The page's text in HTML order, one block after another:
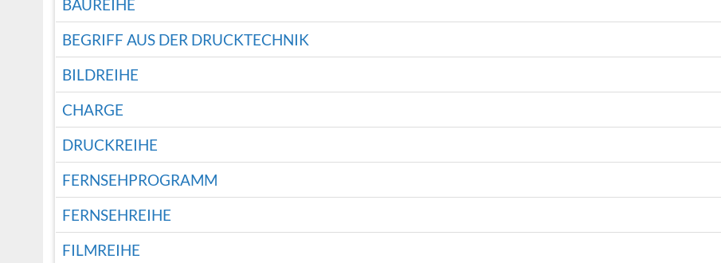
BAUREIHE
BEGRIFF AUS DER DRUCKTECHNIK
BILDREIHE
CHARGE
DRUCKREIHE
FERNSEHPROGRAMM
FERNSEHREIHE
FILMREIHE